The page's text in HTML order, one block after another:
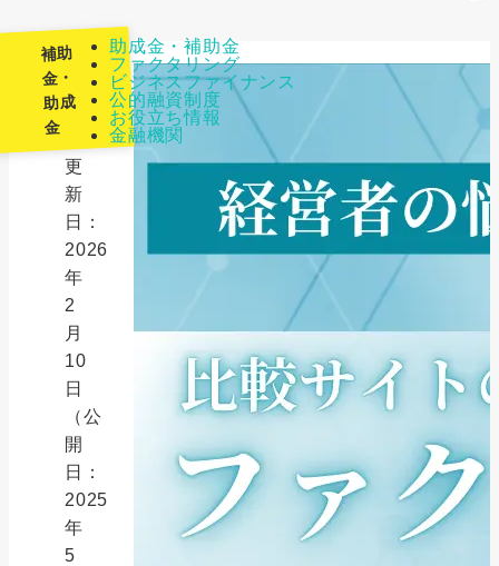
助成金・補助金
ファクタリング
ビジネスファイナンス
公的融資制度
お役立ち情報
金融機関
補助
金・
助成
金
最
更
新
日：
2026
年
2
月
10
日
（公
開
日：
2025
年
5